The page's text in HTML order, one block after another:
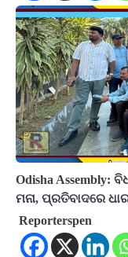
Odisha Assembly:
ମନା, ପ୍ରତିବାଦରେ
Reporterspen